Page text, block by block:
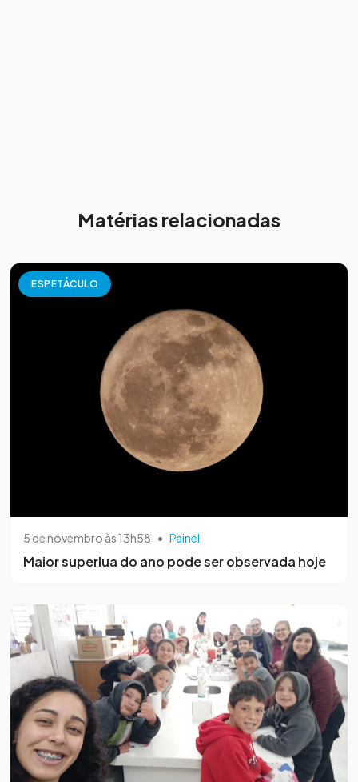
Matérias relacionadas
ESPETÁCULO
5 de novembro às 13h58 • Painel
Maior superlua do ano pode ser observada hoje